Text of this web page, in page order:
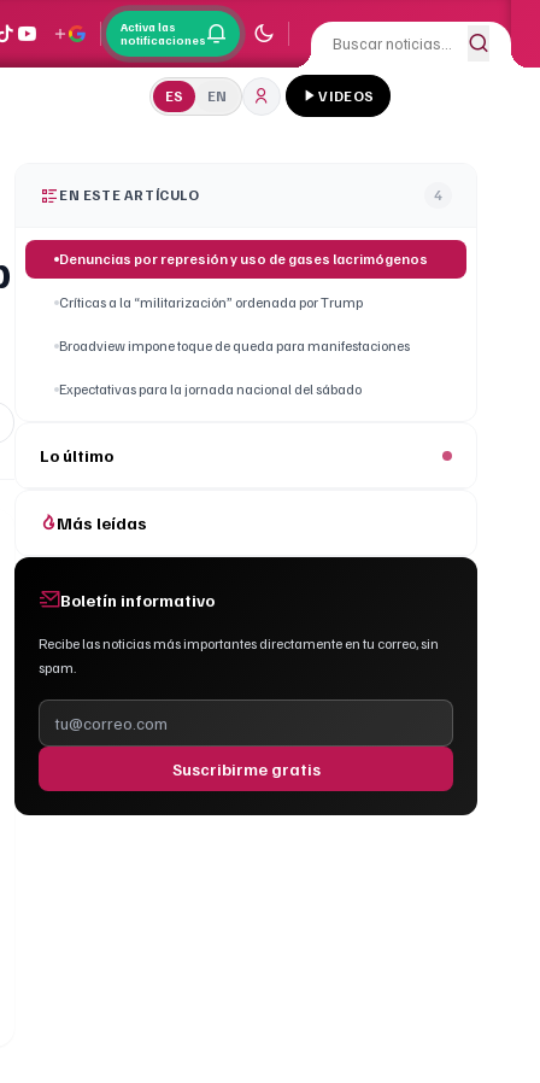
Activa las
notificaciones
ES EN VIDEOS
EN ESTE ARTÍCULO 4
Denuncias por represión y uso de gases lacrimógenos
Críticas a la “militarización” ordenada por Trump
Broadview impone toque de queda para manifestaciones
Expectativas para la jornada nacional del sábado
Lo último
Más leídas
Boletín informativo
Recibe las noticias más importantes directamente en tu correo, sin
spam.
Suscribirme gratis